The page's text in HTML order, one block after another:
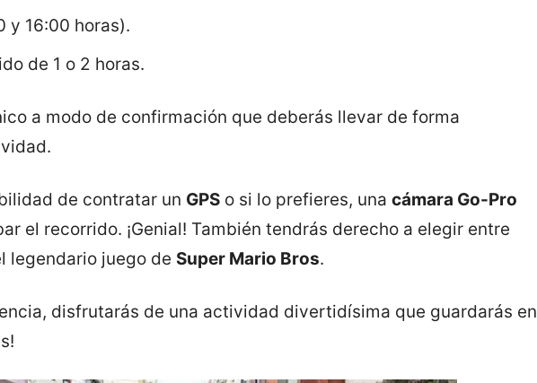
y 16:00 horas).
de 1 o 2 horas.
a modo de confirmación que deberás llevar de forma
de contratar un GPS o si lo prefieres, una cámara Go-Pro
el recorrido. ¡Genial! También tendrás derecho a elegir entre
legendario juego de Super Mario Bros.
disfrutarás de una actividad divertidísima que guardarás en